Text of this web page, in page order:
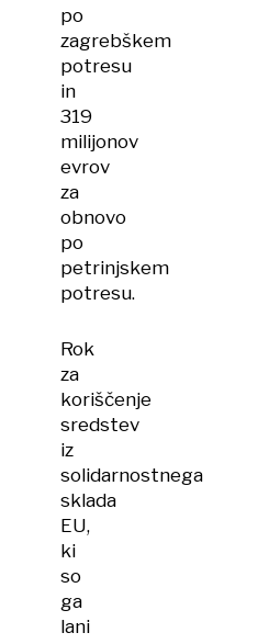
po
zagrebškem
potresu
in
319
milijonov
evrov
za
obnovo
po
petrinjskem
potresu.
Rok
za
koriščenje
sredstev
iz
solidarnostnega
sklada
EU,
ki
so
ga
lani